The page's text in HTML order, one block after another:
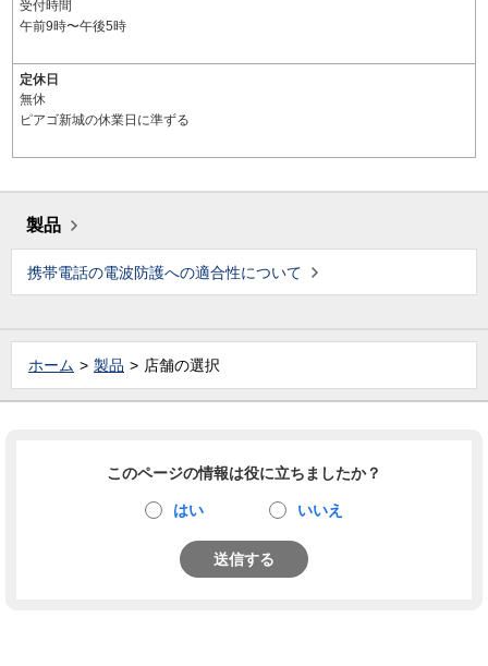
受付時間
午前9時〜午後5時
定休日
無休
ピアゴ新城の休業日に準ずる
製品
携帯電話の電波防護への適合性について
ホーム 製品 店舗の選択
このページの情報は役に立ちましたか？
はい いいえ
送信する